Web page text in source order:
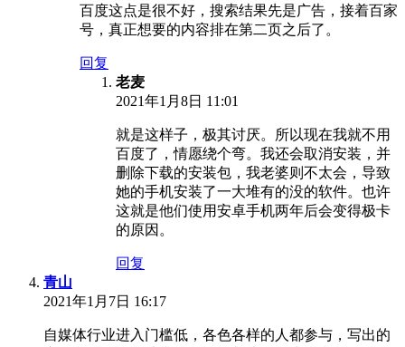
百度这点是很不好，搜索结果先是广告，接着百家
号，真正想要的内容排在第二页之后了。
回复
老麦
2021年1月8日 11:01
就是这样子，极其讨厌。所以现在我就不用
百度了，情愿绕个弯。我还会取消安装，并
删除下载的安装包，我老婆则不太会，导致
她的手机安装了一大堆有的没的软件。也许
这就是他们使用安卓手机两年后会变得极卡
的原因。
回复
青山
2021年1月7日 16:17
自媒体行业进入门槛低，各色各样的人都参与，写出的